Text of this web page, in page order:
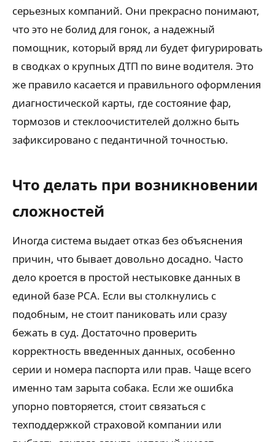
серьезных компаний. Они прекрасно понимают,
что это не болид для гонок, а надежный
помощник, который вряд ли будет фигурировать
в сводках о крупных ДТП по вине водителя. Это
же правило касается и правильного оформления
диагностической карты, где состояние фар,
тормозов и стеклоочистителей должно быть
зафиксировано с педантичной точностью.
Что делать при возникновении
сложностей
Иногда система выдает отказ без объяснения
причин, что бывает довольно досадно. Часто
дело кроется в простой нестыковке данных в
единой базе РСА. Если вы столкнулись с
подобным, не стоит паниковать или сразу
бежать в суд. Достаточно проверить
корректность введенных данных, особенно
серии и номера паспорта или прав. Чаще всего
именно там зарыта собака. Если же ошибка
упорно повторяется, стоит связаться с
техподдержкой страховой компании или